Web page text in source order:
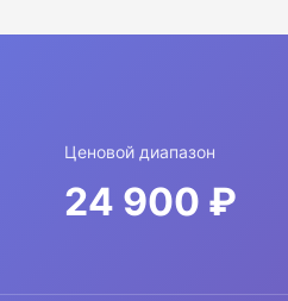
Ценовой диапазон
24 900 ₽